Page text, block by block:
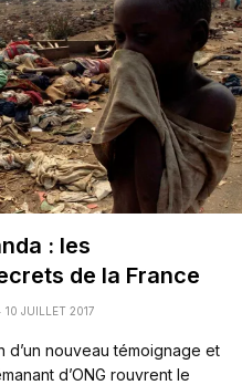
: les
de la France
10 JUILLET 2017
d’un nouveau témoignage et
d’ONG rouvrent le